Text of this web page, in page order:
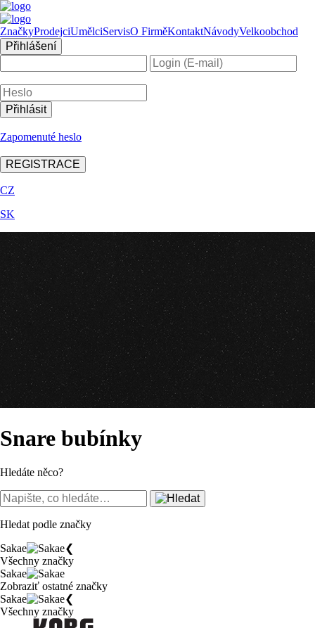
ZnačkyProdejciUmělciServisO FirměKontaktNávodyVelkoobchod
Přihlášení
Zapomenuté heslo
REGISTRACE
CZ
SK
Snare bubínky
Hledáte něco?
Hledat podle značky
Sakae
❮
Všechny značky
Sakae
Zobraziť ostatné značky
Sakae
❮
Všechny značky